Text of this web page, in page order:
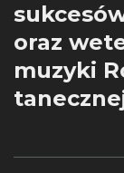
oraz
muzyki